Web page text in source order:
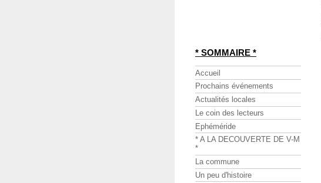
* SOMMAIRE *
Accueil
Prochains événements
Actualités locales
Le coin des lecteurs
Ephéméride
* A LA DECOUVERTE DE V-M
*
La commune
Un peu d'histoire